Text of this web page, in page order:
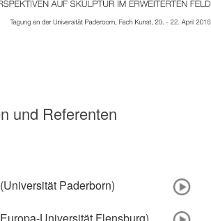
und Referenten
Paderborn)
Universität Flensburg)